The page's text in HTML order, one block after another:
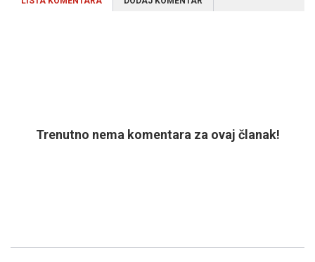
Trenutno nema komentara za ovaj članak!